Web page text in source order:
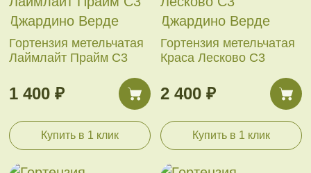
Гортензия метельчатая
Лаймлайт Прайм С3
1 400 ₽
Купить в 1 клик
Гортензия метельчатая
Краса Лесково С3
2 400 ₽
Купить в 1 клик